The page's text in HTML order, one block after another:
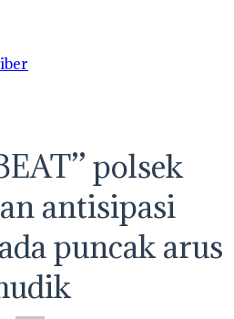
polsek
antisipasi
puncak arus